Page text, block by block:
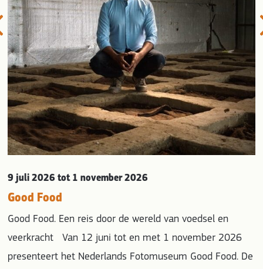
9 juli 2026tot 1 november 2026
Good Food
Good Food. Een reis door de wereld van voedsel en
veerkracht Van 12 juni tot en met 1 november 2026
presenteert het Nederlands Fotomuseum Good Food. De